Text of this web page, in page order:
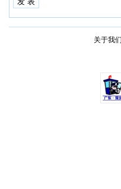
关于我们